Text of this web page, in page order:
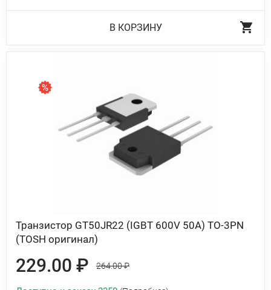
В КОРЗИНУ
Транзистор GT50JR22 (IGBT 600V 50A) TO-3PN
(TOSH оригинал)
229.00 ₽ 264.00 ₽